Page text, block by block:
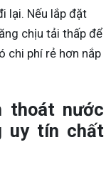
lại. Nếu lắp đặt
chịu tải thấp để
chi phí rẻ hơn nắp
thoát nước
uy tín chất